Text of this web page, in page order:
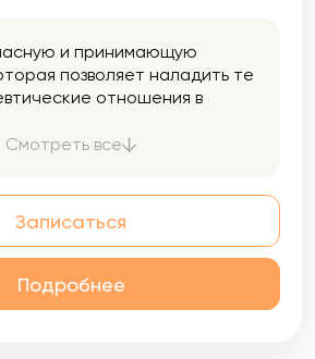
и принимающую
позволяет наладить те
отношения в
и
Смотреть все
Записаться
Подробнее